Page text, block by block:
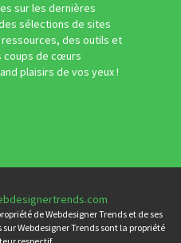
sur les dernières
sélections de sites
des outils et
coups de cœurs
plaisirs de vos yeux !
de Webdesigner Trends et de ses
Webdesigner Trends sont la propriété